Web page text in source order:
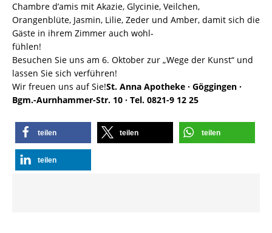
Chambre d’amis mit Akazie, Glycinie, Veilchen,
Orangenblüte, Jasmin, Lilie, Zeder und Amber, damit sich die
Gäste in ihrem Zimmer auch wohl-
fühlen!
Besuchen Sie uns am 6. Oktober zur „Wege der Kunst“ und
lassen Sie sich verführen!
Wir freuen uns auf Sie!St. Anna Apotheke · Göggingen ·
Bgm.-Aurnhammer-Str. 10 · Tel. 0821-9 12 25
teilen teilen teilen
teilen